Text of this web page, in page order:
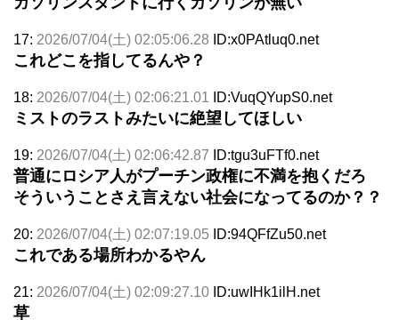
17: 2026/07/04(土) 02:05:06.28 ID:x0PAtluq0.net
これどこを指してるんや？
18: 2026/07/04(土) 02:06:21.01 ID:VuqQYupS0.net
ミストのラストみたいに絶望してほしい
19: 2026/07/04(土) 02:06:42.87 ID:tgu3uFTf0.net
普通にロシア人がプーチン政権に不満を抱くだろ
そういうことさえ言えない社会になってるのか？？
20: 2026/07/04(土) 02:07:19.05 ID:94QFfZu50.net
これである場所わかるやん
21: 2026/07/04(土) 02:09:27.10 ID:uwIHk1ilH.net
草